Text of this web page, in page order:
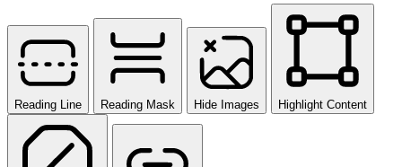
Reading Line Reading Mask Hide Images Highlight Content